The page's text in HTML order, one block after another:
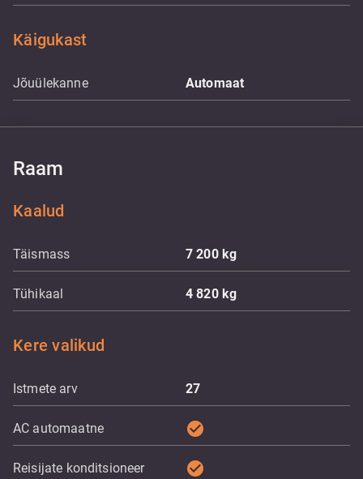
Käigukast
Jõuülekanne Automaat
Raam
Kaalud
Täismass 7 200 kg
Tühikaal 4 820 kg
Kere valikud
Istmete arv 27
AC automaatne check_circle
Reisijate konditsioneer check_circle